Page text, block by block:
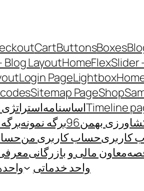
Boxes
Buttons
Cart
FlexSlider
Home
Blog Layout
Lightbox
Login Page
Shop
Sitemap Page
Timelineاساسنامه
بهمن96 برگه نمونه
کاربریحساب کاربری من
معاون مالی و بازرگانی
واحد خدماتی